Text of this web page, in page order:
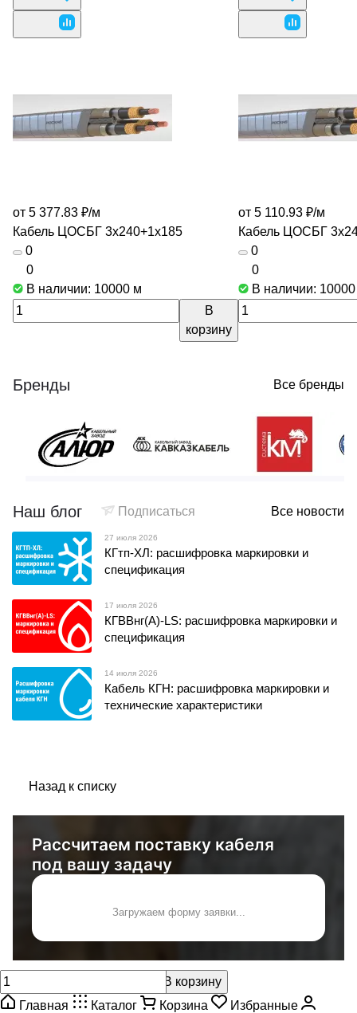
от 5 377.83 ₽/м
Кабель ЦОСБГ 3х240+1х185
0
0
В наличии: 10000 м
В
корзину
от 5 110.93 ₽/м
Кабель ЦОСБГ
0
0
В наличии:
Бренды Все бренды
Наш блог Подписаться Все новости
27 июля 2026
КГтп-ХЛ: расшифровка маркировки и
спецификация
17 июля 2026
КГВВнг(А)-LS: расшифровка маркировки и
спецификация
14 июля 2026
Кабель КГН: расшифровка маркировки и
технические характеристики
Назад к списку
Рассчитаем поставку кабеля
под вашу задачу
Загружаем форму заявки...
В корзину
Главная
Каталог Корзина
Избранные